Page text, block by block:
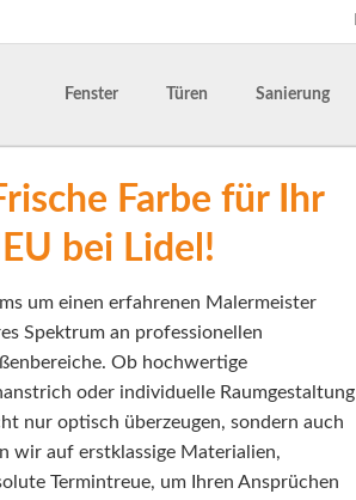
Fenster Türen Sanierung
Farbe für Ihr
bei Lidel!
um einen erfahrenen Malermeister
Spektrum an professionellen
Ob hochwertige
oder individuelle Raumgestaltung
nur optisch überzeugen, sondern auch
wir auf erstklassige Materialien,
Termintreue, um Ihren Ansprüchen